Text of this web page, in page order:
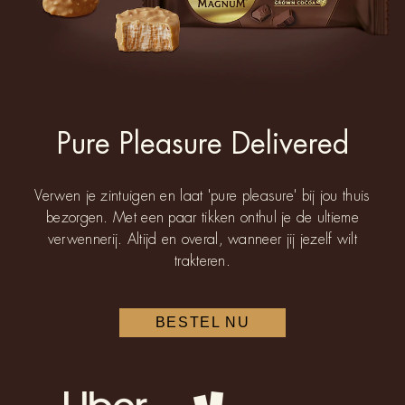
Pure Pleasure Delivered
Verwen je zintuigen en laat 'pure pleasure' bij jou thuis
bezorgen. Met een paar tikken onthul je de ultieme
verwennerij. Altijd en overal, wanneer jij jezelf wilt
trakteren.
BESTEL NU